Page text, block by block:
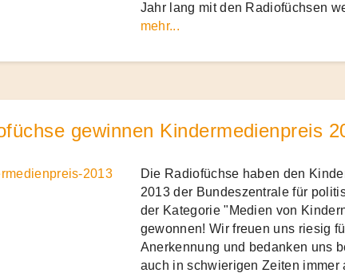
Jahr lang mit den Radiofüchsen
mehr...
gewinnen Kindermedienpreis
Die Radiofüchse haben den
2013 der Bundeszentrale für
der Kategorie "Medien von
gewonnen! Wir freuen uns riesig
Anerkennung und bedanken uns
auch in schwierigen Zeiten immer